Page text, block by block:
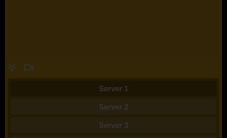
Server 1
Server 2
Server 3